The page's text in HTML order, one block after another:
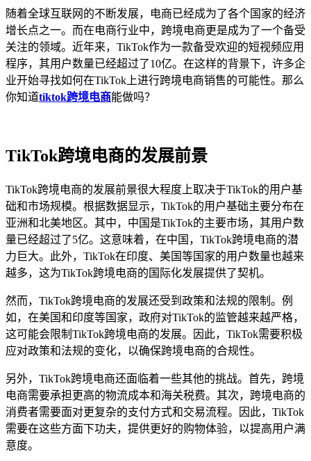
随着全球互联网的不断发展，电商已经成为了各个国家的经济
增长点之一。而在电商行业中，跨境电商更是成为了一个备受
关注的领域。近年来，TikTok作为一款备受欢迎的短视频应用
程序，其用户数量已经超过了10亿。在这样的背景下，许多企
业开始寻找如何在TikTok上进行跨境电商销售的可能性。那么
你知道tiktok跨境电商能做吗？
TikTok跨境电商的发展前景
TikTok跨境电商的发展前景很大程度上取决于TikTok的用户基
础和市场规模。根据数据显示，TikTok的用户基础主要分布在
亚洲和北美地区。其中，中国是TikTok的主要市场，其用户数
量已经超过了5亿。这意味着，在中国，TikTok跨境电商的潜
力巨大。此外，TikTok在印度、美国等国家的用户数量也越来
越多，这为TikTok跨境电商的国际化发展提供了契机。
然而，TikTok跨境电商的发展还受到政策和法规的限制。例
如，在美国和印度等国家，政府对TikTok的监管越来越严格，
这可能会限制TikTok跨境电商的发展。因此，TikTok需要积极
应对政策和法规的变化，以确保跨境电商的合规性。
另外，TikTok跨境电商还面临着一些其他的挑战。首先，跨境
电商需要承担更高的物流成本和海关税费。其次，跨境电商的
消费者需要面对更复杂的支付方式和交易流程。因此，TikTok
需要在这些方面下功夫，提供更好的购物体验，以提高用户满
意度。